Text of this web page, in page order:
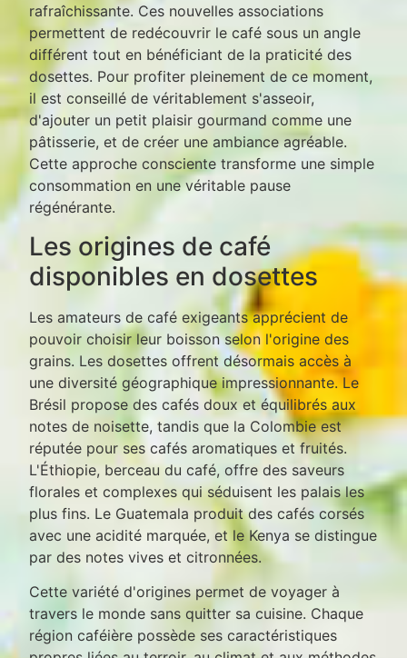
rafraîchissante. Ces nouvelles associations
permettent de redécouvrir le café sous un angle
différent tout en bénéficiant de la praticité des
dosettes. Pour profiter pleinement de ce moment,
il est conseillé de véritablement s'asseoir,
d'ajouter un petit plaisir gourmand comme une
pâtisserie, et de créer une ambiance agréable.
Cette approche consciente transforme une simple
consommation en une véritable pause
régénérante.
Les origines de café
disponibles en dosettes
Les amateurs de café exigeants apprécient de
pouvoir choisir leur boisson selon l'origine des
grains. Les dosettes offrent désormais accès à
une diversité géographique impressionnante. Le
Brésil propose des cafés doux et équilibrés aux
notes de noisette, tandis que la Colombie est
réputée pour ses cafés aromatiques et fruités.
L'Éthiopie, berceau du café, offre des saveurs
florales et complexes qui séduisent les palais les
plus fins. Le Guatemala produit des cafés corsés
avec une acidité marquée, et le Kenya se distingue
par des notes vives et citronnées.
Cette variété d'origines permet de voyager à
travers le monde sans quitter sa cuisine. Chaque
région caféière possède ses caractéristiques